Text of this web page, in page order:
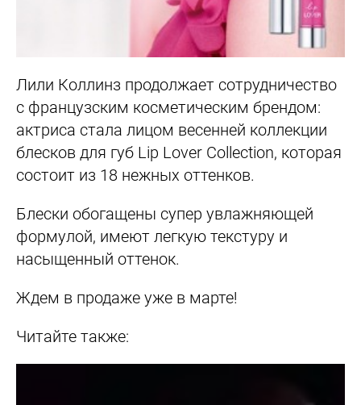
Лили Коллинз продолжает сотрудничество
с французским косметическим брендом:
актриса стала лицом весенней коллекции
блесков для губ Lip Lover Collection, которая
состоит из 18 нежных оттенков.
Блески обогащены супер увлажняющей
формулой, имеют легкую текстуру и
насыщенный оттенок.
Ждем в продаже уже в марте!
Читайте также: